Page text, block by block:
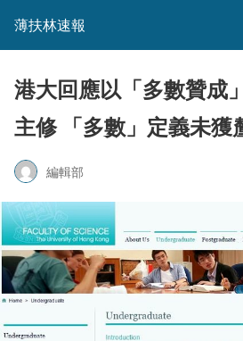
薄扶林速報
港大回應以「多數贊成
主修 「多數」定義未獲
編輯部